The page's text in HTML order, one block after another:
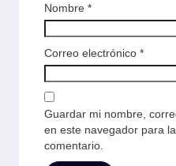
Nombre *
Correo electrónico *
Guardar mi nombre,
en este navegador para
comentario.